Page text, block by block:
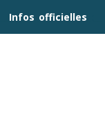
Infos officielles